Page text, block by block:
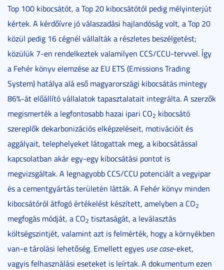
Top 100 kibocsátót, a Top 20 kibocsátótól pedig mélyinterjút
kértek. A kérdőívre jó válaszadási hajlandóság volt, a Top 20
közül pedig 16 cégnél vállalták a részletes beszélgetést;
közülük 7-en rendelkeztek valamilyen CCS/CCU-tervvel. Így
a Fehér könyv elemzése az EU ETS (Emissions Trading
System) hatálya alá eső magyarországi kibocsátás mintegy
86%-át előállító vállalatok tapasztalatait integrálta. A szerzők
megismerték a legfontosabb hazai ipari CO2 kibocsátó
szereplők dekarbonizációs elképzeléseit, motivációit és
aggályait, telephelyeket látogattak meg, a kibocsátással
kapcsolatban akár egy-egy kibocsátási pontot is
megvizsgáltak. A legnagyobb CCS/CCU potenciált a vegyipar
és a cementgyártás területén látták. A Fehér könyv minden
kibocsátóról átfogó értékelést készített, amelyben a CO2
megfogás módját, a CO2 tisztaságát, a leválasztás
költségszintjét, valamint azt is felmérték, hogy a környékben
van-e tárolási lehetőség. Emellett egyes use case-eket,
vagyis felhasználási eseteket is leírtak. A dokumentum ezen